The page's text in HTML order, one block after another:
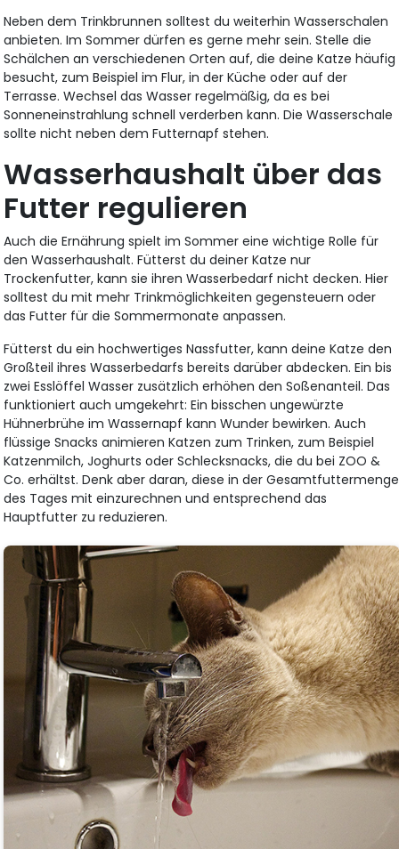
Neben dem Trinkbrunnen solltest du weiterhin Wasserschalen
anbieten. Im Sommer dürfen es gerne mehr sein. Stelle die
Schälchen an verschiedenen Orten auf, die deine Katze häufig
besucht, zum Beispiel im Flur, in der Küche oder auf der
Terrasse. Wechsel das Wasser regelmäßig, da es bei
Sonneneinstrahlung schnell verderben kann. Die Wasserschale
sollte nicht neben dem Futternapf stehen.
Wasserhaushalt über das
Futter regulieren
Auch die Ernährung spielt im Sommer eine wichtige Rolle für
den Wasserhaushalt. Fütterst du deiner Katze nur
Trockenfutter, kann sie ihren Wasserbedarf nicht decken. Hier
solltest du mit mehr Trinkmöglichkeiten gegensteuern oder
das Futter für die Sommermonate anpassen.
Fütterst du ein hochwertiges Nassfutter, kann deine Katze den
Großteil ihres Wasserbedarfs bereits darüber abdecken. Ein bis
zwei Esslöffel Wasser zusätzlich erhöhen den Soßenanteil. Das
funktioniert auch umgekehrt: Ein bisschen ungewürzte
Hühnerbrühe im Wassernapf kann Wunder bewirken. Auch
flüssige Snacks animieren Katzen zum Trinken, zum Beispiel
Katzenmilch, Joghurts oder Schlecksnacks, die du bei ZOO &
Co. erhältst. Denk aber daran, diese in der Gesamtfuttermenge
des Tages mit einzurechnen und entsprechend das
Hauptfutter zu reduzieren.